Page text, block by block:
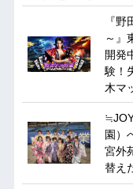
『
～』
開発
験！
木マ
園）
宮外
替え